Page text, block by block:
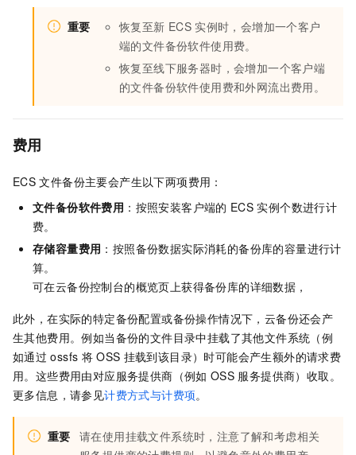
重要 恢复至新 ECS 实例时，会增加一个客户
端的文件备份软件使用费。
恢复至线下服务器时，会增加一个客户端
的文件备份软件使用费和外网流出费用。
费用
ECS 文件备份主要会产生以下两项费用：
文件备份软件费用 ：按照安装客户端的 ECS 实例个数进行计
费。
存储容量费用 ：按照备份数据实际消耗的备份库的容量进行计
算。
可在云备份控制台的概览页上获得备份库的详细数据，
此外，在实际的特定备份配置或备份操作情况下， 云备份还会产
生其他费用。例如当备份的文件目录中挂载了其他文件系统（例
如通过 ossfs 将 OSS 挂载到该目录）时可能会产生额外的请求费
用。这些费用由对应服务提供商（例如 OSS 服务提供商）收取。
更多信息，请参见计费方式与计费项。
重要 请在使用挂载文件系统时，注意了解和考虑相关